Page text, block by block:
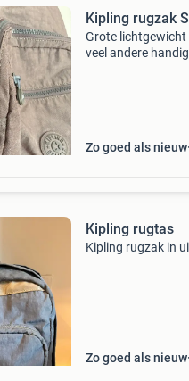
Kipling rugzak
Grote lichtgewicht
veel andere
Zo goed als nieuw
Kipling rugtas
Kipling rugzak in
Zo goed als nieuw